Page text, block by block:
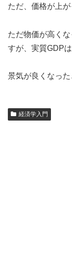
ただ、価格が上が
ただ物価が高く
すが、実質GDP
景気が良くなった
経済学入門